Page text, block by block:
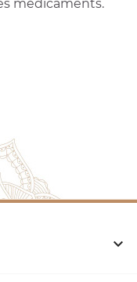
médicaments.
